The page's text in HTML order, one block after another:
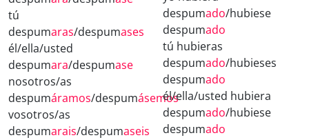
tú
despumaras/despumases
él/ella/usted
despumara/despumase
nosotros/as
despumáramos/despumásemos
vosotros/as
despumarais/despumaseis
despumado/hubiese
despumado
tú hubieras
despumado/hubieses
despumado
él/ella/usted hubiera
despumado/hubiese
despumado